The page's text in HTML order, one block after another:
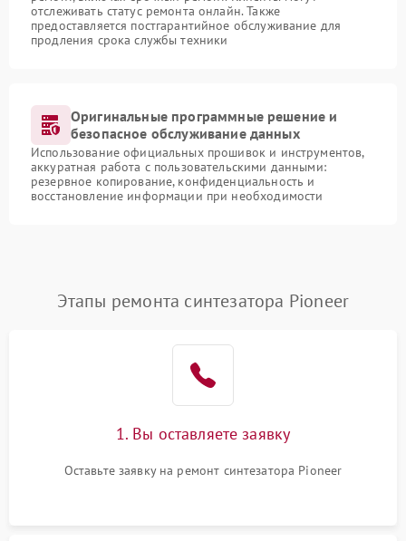
отслеживать статус ремонта онлайн. Также
предоставляется постгарантийное обслуживание для
продления срока службы техники
Оригинальные программные решение и
безопасное обслуживание данных
Использование официальных прошивок и инструментов,
аккуратная работа с пользовательскими данными:
резервное копирование, конфиденциальность и
восстановление информации при необходимости
Этапы ремонта синтезатора Pioneer
1. Вы оставляете заявку
Оставьте заявку на ремонт синтезатора Pioneer